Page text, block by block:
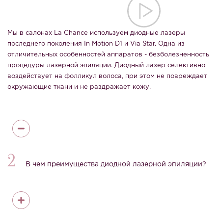
Мы в салонах La Chance используем диодные лазеры
последнего поколения In Motion D1 и Via Star. Одна из
отличительных особенностей аппаратов - безболезненность
процедуры лазерной эпиляции. Диодный лазер селективно
воздействует на фолликул волоса, при этом не повреждает
окружающие ткани и не раздражает кожу.
2 В чем преимущества диодной лазерной эпиляции?